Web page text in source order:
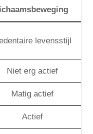
levensstijl
Niet erg actief
Matig actief
Actief